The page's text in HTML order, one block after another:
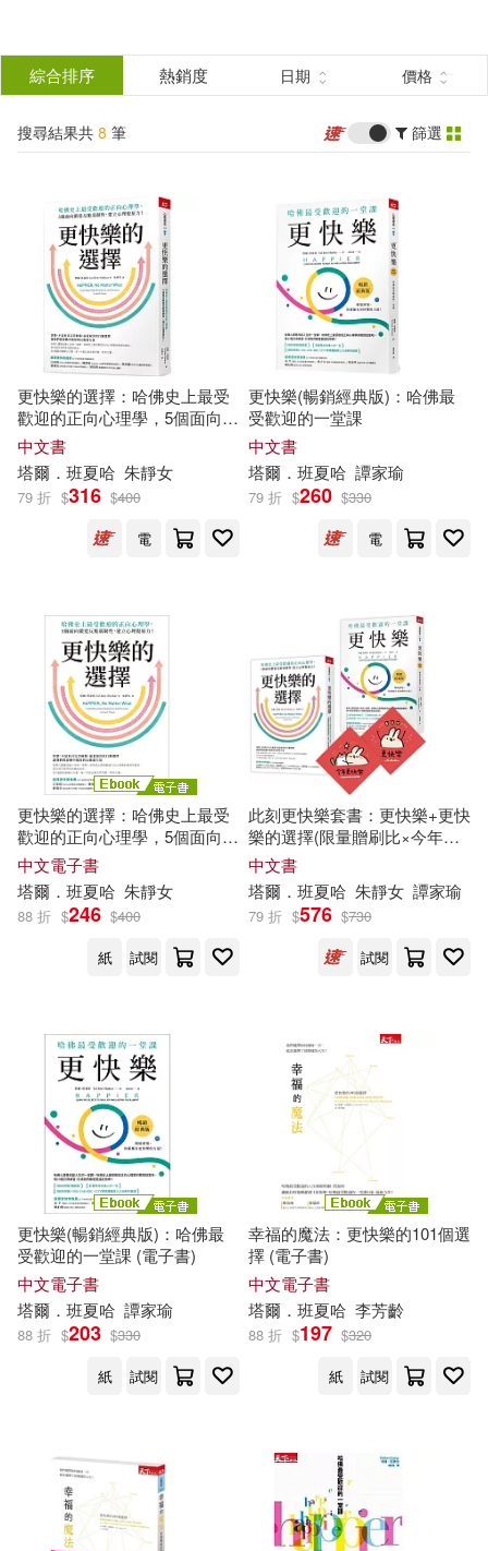
結
分類 (單選)
所有商品(8) 圖書(5)
電子書(3)
作者 (可複選)
塔爾．班夏哈(8)
出版社 (可複選)
配送方式 (可複選)
可超商取貨(5) 可海外宅配(5)
可港澳店取(5)
可新加坡店取(5)
可菲律賓店取(5)
電子書 (可複選)
適合手機平板閱讀(3)
其他 (可複選)
現在可購買商品(6)
作者/演唱/譯/編/繪(8)
綜合排序 熱銷度 日期 價格
搜尋結果共 8 筆 篩選
更快樂的選擇：哈佛史上最受
歡迎的正向心理學，5個面向鍛
造反脆弱韌性，建立心理復原
力!
中文書
塔爾 ． 班夏哈 朱靜女
79 折 $316 $400
電
更快樂(暢銷經典版)：哈佛最
受歡迎的一堂課
中文書
塔爾 ． 班夏哈 譚家瑜
79 折 $260 $330
電
更快樂的選擇：哈佛史上最受
歡迎的正向心理學，5個面向鍛
造反脆弱韌性，建立心理復原
力! (電子書)
中文電子書
塔爾 ． 班夏哈 朱靜女
88 折 $246 $400
紙
試閱
此刻更快樂套書：更快樂+更快
樂的選擇(限量贈刷比×今年更
快樂雙春聯)
中文書
塔爾 ． 班夏哈 朱靜女 譚家瑜
79 折 $576 $730
試閱
更快樂(暢銷經典版)：哈佛最
受歡迎的一堂課 (電子書)
中文電子書
塔爾 ． 班夏哈 譚家瑜
88 折 $203 $330
紙
試閱
幸福的魔法：更快樂的101個選
擇 (電子書)
中文電子書
塔爾 ． 班夏哈 李芳齡
88 折 $197 $320
紙
試閱